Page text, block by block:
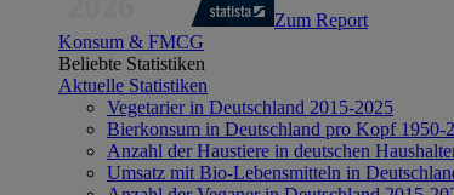
Zum Report
Konsum & FMCG
Beliebte Statistiken
Aktuelle Statistiken
Vegetarier in Deutschland 2015-2025
Bierkonsum in Deutschland pro Kopf 1950-
Anzahl der Haustiere in deutschen
Umsatz mit Bio-Lebensmitteln in